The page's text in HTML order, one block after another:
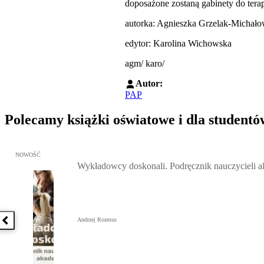
doposażone zostaną gabinety do
autorka: Agnieszka Grzelak-
edytor: Karolina Wichowska
agm/ karo/
Autor:
PAP
Polecamy książki oświatowe i dla
Poprzednia książka
Przejdź do: Wykładowcy doskonali. Podręcznik nauczycieli
NOWOŚĆ
Wykładowcy doskonali. Podręcznik nauczycieli
Andrzej Rozmus